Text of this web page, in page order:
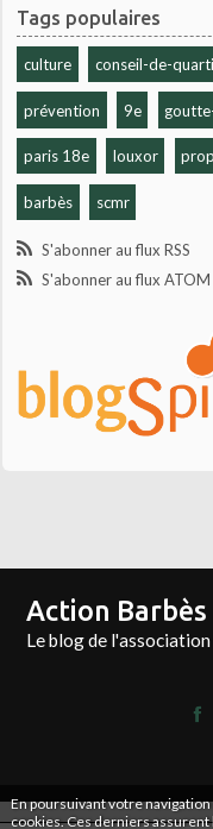
En poursuivant votre
cookies. Ces derniers
Tags populaires
culture conseil-de-
prévention 9e
paris 18e louxor
barbès scmr
S'abonner au flux RSS
S'abonner au flux ATOM
Action Barbès
Le blog de